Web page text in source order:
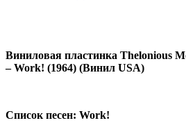
Виниловая пластинка Thelonious
– Work! (1964) (Винил USA)
Список песен: Work!